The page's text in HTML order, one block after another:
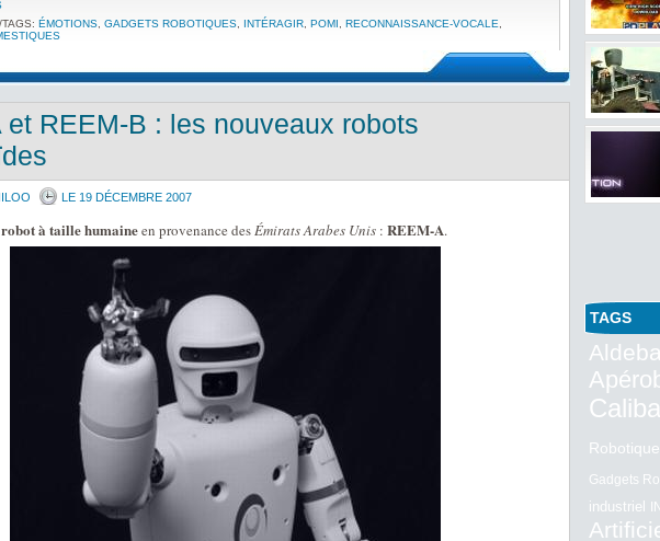
ÉMOTIONS GADGETS ROBOTIQUES INTÉRAGIR POMI RECONNAISSANCE-VOCALE
et REEM-B : les nouveaux robots
LE 19 DÉCEMBRE 2007
à taille humaineen provenance desÉmirats Arabes Unis : REEM-A.
TAGS
Robotique
Gadgets
industriel